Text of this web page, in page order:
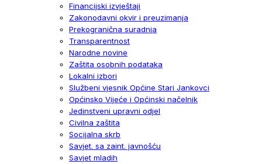
Financijski izvještaji
Zakonodavni okvir i preuzimanja
Prekogranična suradnja
Transparentnost
Narodne novine
Zaštita osobnih podataka
Lokalni izbori
Službeni vjesnik Općine Stari Jankovci
Općinsko Vijeće i Općinski načelnik
Jedinstveni upravni odjel
Civilna zaštita
Socijalna skrb
Savjet. sa zaint. javnošću
Savjet mladih